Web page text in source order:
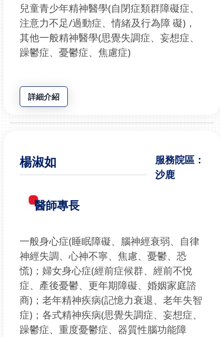
兒童青少年精神醫學(自閉症類群障礙症、
注意力不足/過動症、情緒及行為障 礙)，
其他一般精神醫學(思覺失調症、妄想症、
躁鬱症、憂鬱症、焦慮症)
詳細介紹
楊淑如
服務院區：
沙鹿
醫師專長
一般身心症(睡眠障礙、腦神經衰弱、自律
神經失調、心神不寧、焦慮、憂鬱、恐
慌)；婦女身心症(經前症候群、經前不悅
症、產後憂鬱、更年期障礙、婚姻家庭諮
商)；老年精神疾病(記憶力衰退、老年失智
症)；各式精神疾病(思覺失調症、妄想症、
躁鬱症、重度憂鬱症、器質性腦功能障